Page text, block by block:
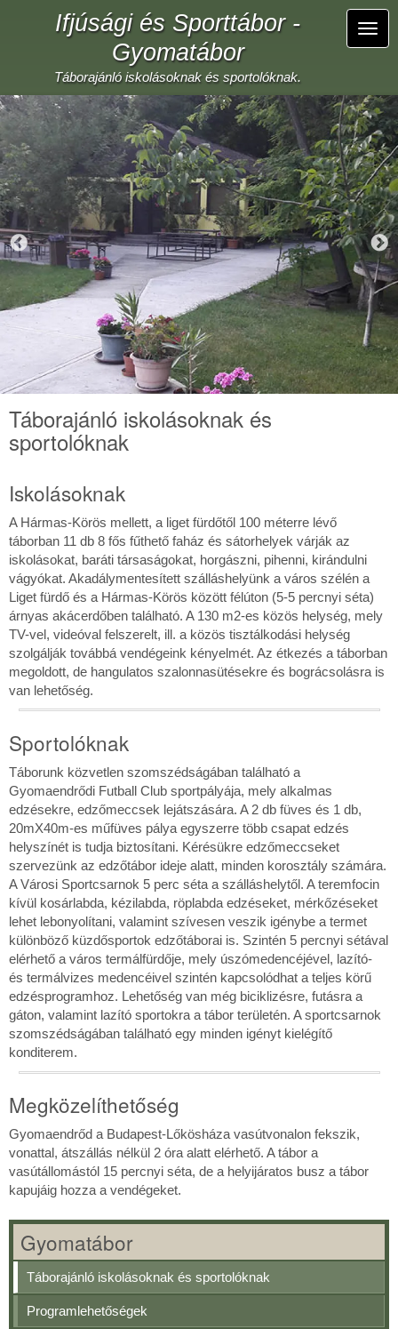
Ifjúsági és Sporttábor -
Gyomatábor
Táborajánló iskolásoknak és sportolóknak.
Táborajánló iskolásoknak és
sportolóknak
Iskolásoknak
A Hármas-Körös mellett, a liget fürdőtől 100 méterre lévő
táborban 11 db 8 fős fűthető faház és sátorhelyek várják az
iskolásokat, baráti társaságokat, horgászni, pihenni, kirándulni
vágyókat. Akadálymentesített szálláshelyünk a város szélén a
Liget fürdő és a Hármas-Körös között félúton (5-5 percnyi séta)
árnyas akácerdőben található. A 130 m2-es közös helység, mely
TV-vel, videóval felszerelt, ill. a közös tisztálkodási helység
szolgálják továbbá vendégeink kényelmét. Az étkezés a táborban
megoldott, de hangulatos szalonnasütésekre és bográcsolásra is
van lehetőség.
Sportolóknak
Táborunk közvetlen szomszédságában található a
Gyomaendrődi Futball Club sportpályája, mely alkalmas
edzésekre, edzőmeccsek lejátszására. A 2 db füves és 1 db,
20mX40m-es műfüves pálya egyszerre több csapat edzés
helyszínét is tudja biztosítani. Kérésükre edzőmeccseket
szervezünk az edzőtábor ideje alatt, minden korosztály számára.
A Városi Sportcsarnok 5 perc séta a szálláshelytől. A teremfocin
kívül kosárlabda, kézilabda, röplabda edzéseket, mérkőzéseket
lehet lebonyolítani, valamint szívesen veszik igénybe a termet
különböző küzdősportok edzőtáborai is. Szintén 5 percnyi sétával
elérhető a város termálfürdője, mely úszómedencéjével, lazító-
és termálvizes medencéivel szintén kapcsolódhat a teljes körű
edzésprogramhoz. Lehetőség van még biciklizésre, futásra a
gáton, valamint lazító sportokra a tábor területén. A sportcsarnok
szomszédságában található egy minden igényt kielégítő
konditerem.
Megközelíthetőség
Gyomaendrőd a Budapest-Lőkösháza vasútvonalon fekszik,
vonattal, átszállás nélkül 2 óra alatt elérhető. A tábor a
vasútállomástól 15 percnyi séta, de a helyijáratos busz a tábor
kapujáig hozza a vendégeket.
Gyomatábor
Táborajánló iskolásoknak és sportolóknak
Programlehetőségek